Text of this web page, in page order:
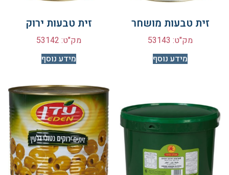
זית טבעות מושחר
מק"ט: 53143
מידע נוסף
זית טבעות ירוק
מק"ט: 53142
מידע נוסף